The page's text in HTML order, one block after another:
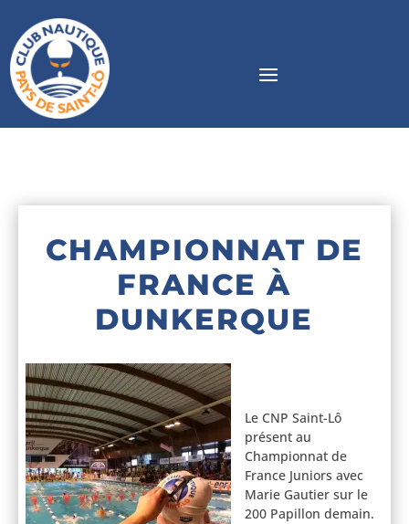
CHAMPIONNAT DE
FRANCE À
DUNKERQUE
Le CNP Saint-Lô
présent au
Championnat de
France Juniors avec
Marie Gautier sur le
200 Papillon demain.